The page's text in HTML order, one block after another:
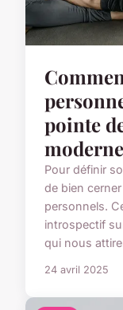
pointe
Pour définir
de bien
personnels.
introspectif
qui nous
24 avril 2025